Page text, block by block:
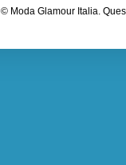
© Moda Glamour Italia.